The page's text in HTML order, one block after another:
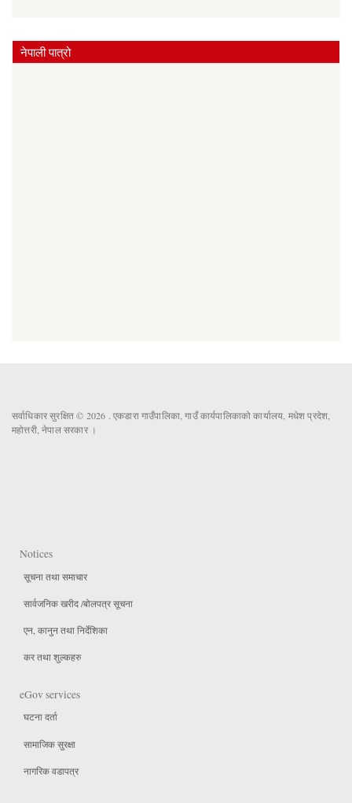
नेपाली पात्रो
सर्वाधिकार सुरक्षित © 2026 . एकडारा गाउँपालिका, गाउँ कार्यपालिकाको कार्यालय, मधेश प्रदेश,
महोत्तरी, नेपाल सरकार ।
Notices
सूचना तथा समाचार
सार्वजनिक खरीद /बोलपत्र सूचना
एन, कानुन तथा निर्देशिका
कर तथा शुल्कहरु
eGov services
घटना दर्ता
सामाजिक सुरक्षा
नागरिक वडापत्र